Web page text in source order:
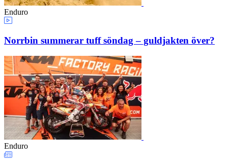
Enduro
Norrbin summerar tuff söndag – guldjakten över?
Enduro